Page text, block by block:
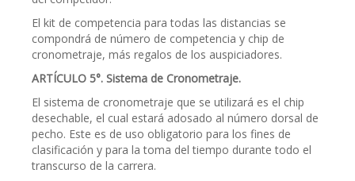
El kit de competencia para todas las distancias se
compondrá de número de competencia y chip de
cronometraje, más regalos de los auspiciadores.
ARTÍCULO 5°. Sistema de Cronometraje.
El sistema de cronometraje que se utilizará es el chip
desechable, el cual estará adosado al número dorsal de
pecho. Este es de uso obligatorio para los fines de
clasificación y para la toma del tiempo durante todo el
transcurso de la carrera.